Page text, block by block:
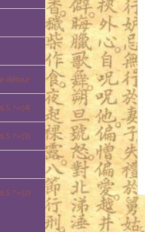
détour
? » (4)
? » (3)
? » (2)